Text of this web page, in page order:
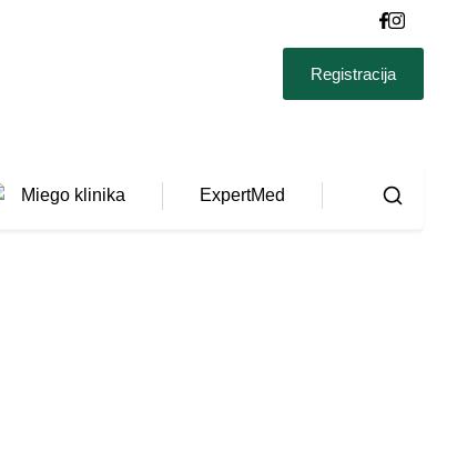
Registracija
Miego klinika ExpertMed